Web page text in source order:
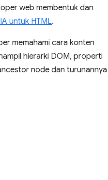
web membentuk dan
untuk HTML.
memahami cara konten
hierarki DOM, properti
node dan turunannya